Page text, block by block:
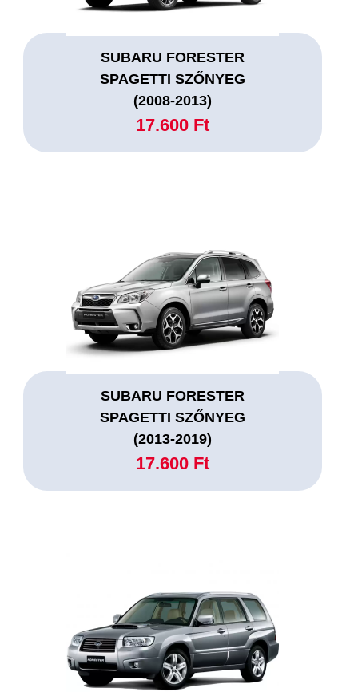
SUBARU FORESTER
SPAGETTI SZŐNYEG
(2008-2013)
17.600 Ft
SUBARU FORESTER
SPAGETTI SZŐNYEG
(2013-2019)
17.600 Ft